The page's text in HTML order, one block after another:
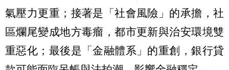
氣壓力更重；接著是「社會風險」的承擔，社
區爛尾變成地方毒瘤，都市更新與治安環境雙
重惡化；最後是「金融體系」的重創，銀行貸